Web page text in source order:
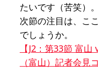
たいです（苦笑）。
次節の注目は、こ
でしょうか。
【J2：第33節 富
（富山）記者会見